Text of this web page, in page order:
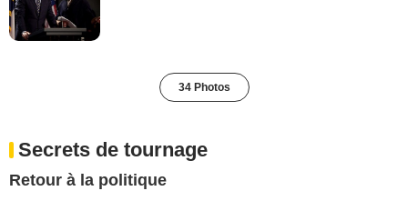
34 Photos
Secrets de tournage
Retour à la politique